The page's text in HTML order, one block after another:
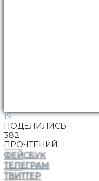
19
ПОДЕЛИЛИСЬ
382
ПРОЧТЕНИЙ
ФЕЙСБУК
ТЕЛЕГРАМ
ТВИТТЕР